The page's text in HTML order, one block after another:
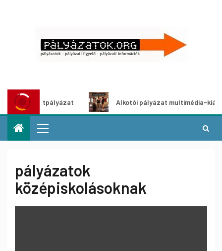
Alkotói pályázat multimédia-kiállításhoz
pályázatok
középiskolásoknak